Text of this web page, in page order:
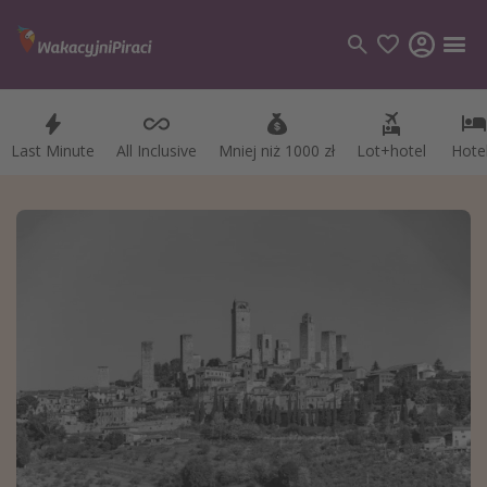
Last Minute All Inclusive Mniej niż 1000 zł Lot+hotel
Last Minute All Inclusive Mniej niż 1000 zł Lot+hotel
Kategorie
Grecja
Turcja
Egipt